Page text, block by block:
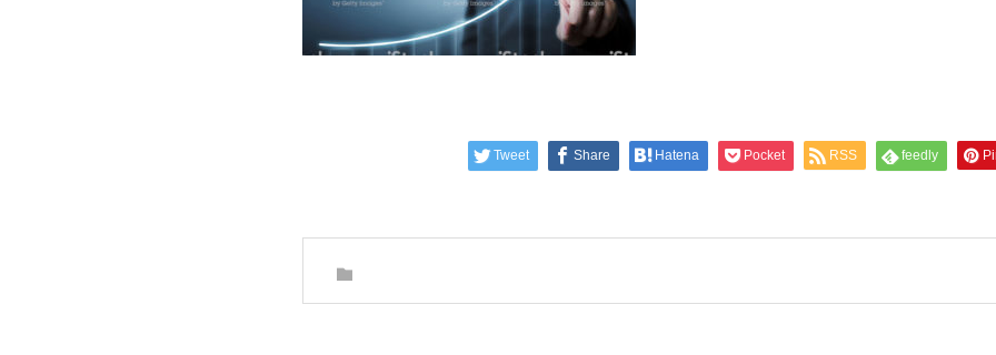
Tweet Share Hatena Pocket RSS feedly